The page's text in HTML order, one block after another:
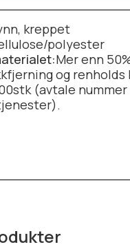
kreppet
polyester
Mer enn
og renholds
(avtale nummer